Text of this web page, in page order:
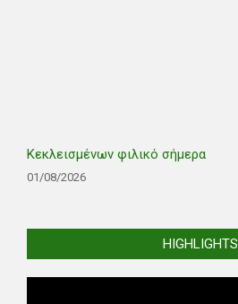
Κεκλεισμένων φιλικό σήμερα
01/08/2026
HIGHLIGHTS